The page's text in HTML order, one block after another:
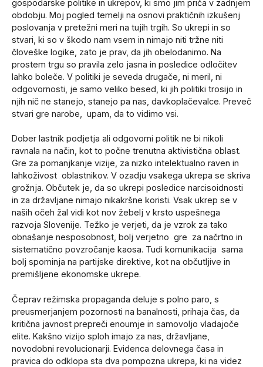
gospodarske politike in ukrepov, ki smo jim priča v zadnjem
obdobju. Moj pogled temelji na osnovi praktičnih izkušenj
poslovanja v pretežni meri na tujih trgih. So ukrepi in so
stvari, ki so v škodo nam vsem in nimajo niti tržne niti
človeške logike, zato je prav, da jih obelodanimo. Na
prostem trgu so pravila zelo jasna in posledice odločitev
lahko boleče. V politiki je seveda drugače, ni meril, ni
odgovornosti, je samo veliko besed, ki jih politiki trosijo in
njih nič ne stanejo, stanejo pa nas, davkoplačevalce. Preveč
stvari gre narobe, upam, da to vidimo vsi.
Dober lastnik podjetja ali odgovorni politik ne bi nikoli
ravnala na način, kot to počne trenutna aktivistična oblast.
Gre za pomanjkanje vizije, za nizko intelektualno raven in
lahkoživost oblastnikov. V ozadju vsakega ukrepa se skriva
grožnja. Občutek je, da so ukrepi posledice narcisoidnosti
in za državljane nimajo nikakršne koristi. Vsak ukrep se v
naših očeh žal vidi kot nov žebelj v krsto uspešnega
razvoja Slovenije. Težko je verjeti, da je vzrok za tako
obnašanje nesposobnost, bolj verjetno gre za načrtno in
sistematično povzročanje kaosa. Tudi komunikacija sama
bolj spominja na partijske direktive, kot na občutljive in
premišljene ekonomske ukrepe.
Čeprav režimska propaganda deluje s polno paro, s
preusmerjanjem pozornosti na banalnosti, prihaja čas, da
kritična javnost prepreči enoumje in samovoljo vladajoče
elite. Kakšno vizijo sploh imajo za nas, državljane,
novodobni revolucionarji. Evidenca delovnega časa in
pravica do odklopa sta dva pompozna ukrepa, ki na videz